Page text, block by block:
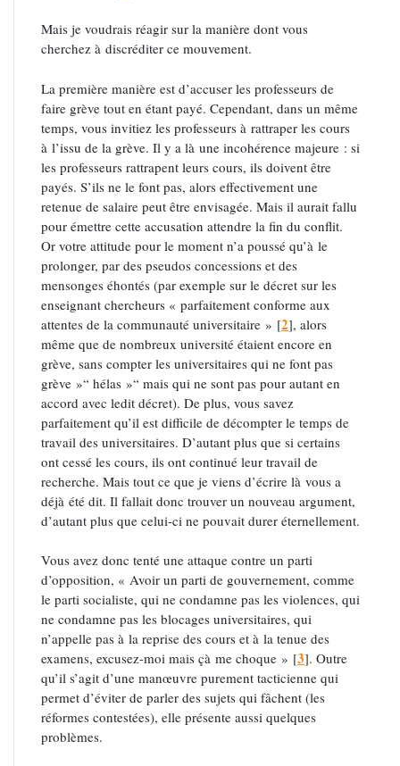
Mais je voudrais réagir sur la manière dont vous
cherchez à discréditer ce mouvement.
La première manière est d’accuser les professeurs de
faire grève tout en étant payé. Cependant, dans un même
temps, vous invitiez les professeurs à rattraper les cours
à l’issu de la grève. Il y a là une incohérence majeure : si
les professeurs rattrapent leurs cours, ils doivent être
payés. S’ils ne le font pas, alors effectivement une
retenue de salaire peut être envisagée. Mais il aurait fallu
pour émettre cette accusation attendre la fin du conflit.
Or votre attitude pour le moment n’a poussé qu’à le
prolonger, par des pseudos concessions et des
mensonges éhontés (par exemple sur le décret sur les
enseignant chercheurs « parfaitement conforme aux
attentes de la communauté universitaire » [2], alors
même que de nombreux université étaient encore en
grève, sans compter les universitaires qui ne font pas
grève »“ hélas »“ mais qui ne sont pas pour autant en
accord avec ledit décret). De plus, vous savez
parfaitement qu’il est difficile de décompter le temps de
travail des universitaires. D’autant plus que si certains
ont cessé les cours, ils ont continué leur travail de
recherche. Mais tout ce que je viens d’écrire là vous a
déjà été dit. Il fallait donc trouver un nouveau argument,
d’autant plus que celui-ci ne pouvait durer éternellement.
Vous avez donc tenté une attaque contre un parti
d’opposition, « Avoir un parti de gouvernement, comme
le parti socialiste, qui ne condamne pas les violences, qui
ne condamne pas les blocages universitaires, qui
n’appelle pas à la reprise des cours et à la tenue des
examens, excusez-moi mais çà me choque » [3]. Outre
qu’il s’agit d’une manœuvre purement tacticienne qui
permet d’éviter de parler des sujets qui fâchent (les
réformes contestées), elle présente aussi quelques
problèmes.